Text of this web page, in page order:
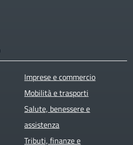
Imprese e commercio
Mobilità e trasporti
Salute, benessere e
assistenza
Tributi, finanze e